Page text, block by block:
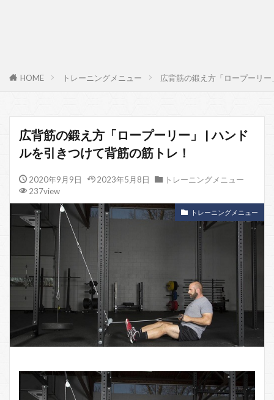
HOME トレーニングメニュー 広背筋の鍛え方「ロープーリ
広背筋の鍛え方「ロープーリー」 | ハンド
ルを引きつけて背筋の筋トレ！
2020年9月9日 2023年5月8日
トレーニングメニュー
237view
トレーニングメニュー